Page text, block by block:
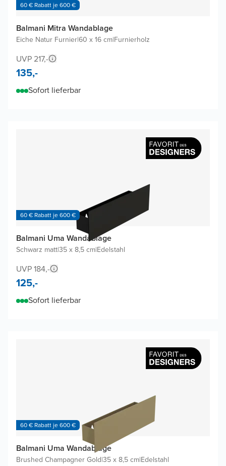
60 € Rabatt je 600 €
Balmani Mitra Wandablage
Eiche Natur Furnier|60 x 16 cm|Furnierholz
UVP 217,-
135,-
Sofort lieferbar
60 € Rabatt je 600 €
Balmani Uma Wandablage
Schwarz matt|35 x 8,5 cm|Edelstahl
UVP 184,-
125,-
Sofort lieferbar
60 € Rabatt je 600 €
Balmani Uma Wandablage
Brushed Champagner Gold|35 x 8,5 cm|Edelstahl